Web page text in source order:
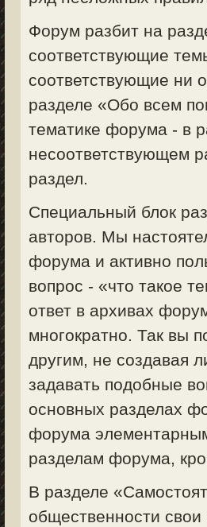
Форум разбит на
соответствующие
соответствующие ни
разделе «Обо всем
тематике форума - в
несоответствующем
раздел.
Специальный блок
авторов. Мы
форума и активно
вопрос - «что такое
ответ в архивах
многократно. Так вы
другим, не создавая
задавать подобные
основных разделах
форума
разделам форума,
В разделе
общественности